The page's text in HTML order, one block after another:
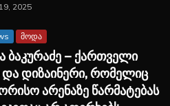
2025
მოდა
ბაკურაძე – ქართველი
დიზაინერი, რომელიც
არენაზე წარმატებას